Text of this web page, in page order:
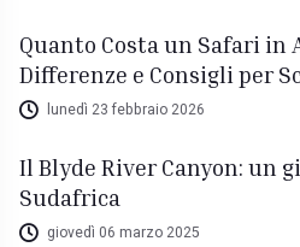
Quanto Costa un Safari in
Differenze e Consigli per
lunedì 23 febbraio 2026
Il Blyde River Canyon: un
Sudafrica
giovedì 06 marzo 2025